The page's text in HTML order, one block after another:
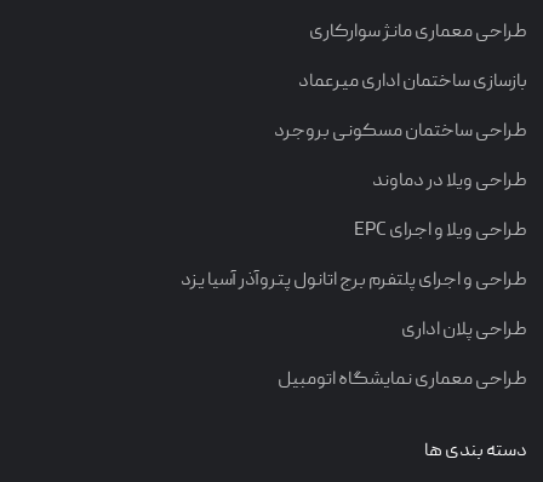
طراحی معماری مانژ سوارکاری
بازسازی ساختمان اداری میرعماد
طراحی ساختمان مسکونی بروجرد
طراحی ویلا در دماوند
طراحی ویلا و اجرای EPC
طراحی و اجرای پلتفرم برج اتانول پتروآذر آسیا یزد
طراحی پلان اداری
طراحی معماری نمایشگاه اتومبیل
دسته بندی ها